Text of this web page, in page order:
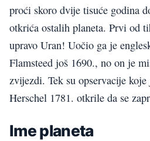
proći skoro dvije tisuće godina
otkrića ostalih planeta. Prvi od
upravo Uran! Uočio ga je
Flamsteed još 1690., no on je
zvijezdi. Tek su opservacije
Herschel 1781. otkrile da se
Ime planeta